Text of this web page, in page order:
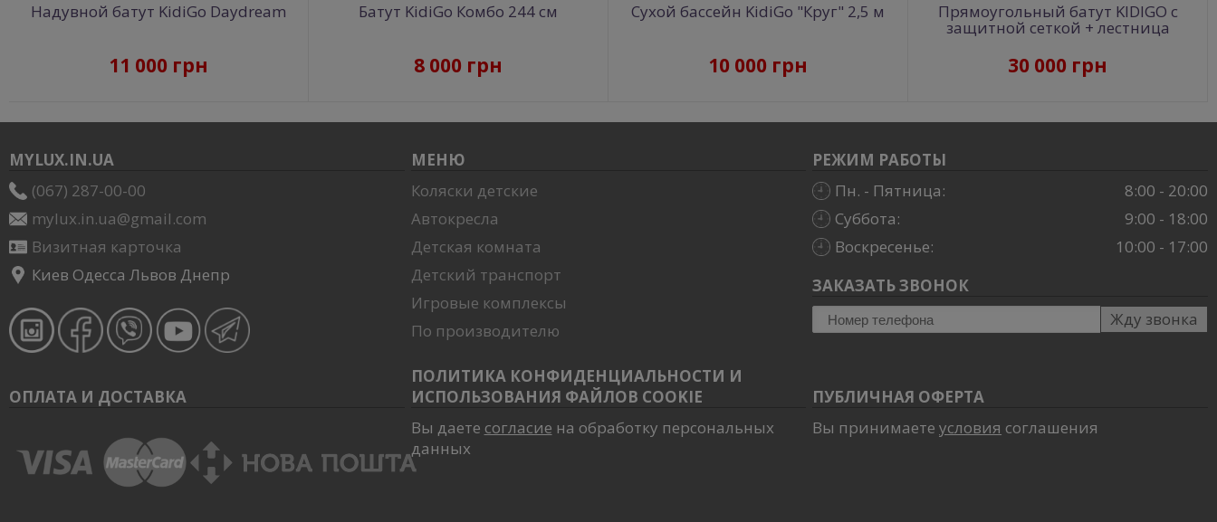
Надувной батут KidiGo Daydream
11 000 грн
Батут KidiGo Комбо 244 см
8 000 грн
Сухой бассейн KidiGo "Круг" 2,5 м
10 000 грн
Прямоугольный батут KIDIGO с
защитной сеткой + лестница
30 000 грн
MYLUX.IN.UA
(067) 287-00-00
mylux.in.ua@gmail.com
Визитная карточка
Киев Одесса Львов Днепр
МЕНЮ
Коляски детские
Автокресла
Детская комната
Детский транспорт
Игровые комплексы
По производителю
РЕЖИМ РАБОТЫ
Пн. - Пятница:
8:00 - 20:00
Суббота:
9:00 - 18:00
Воскресенье:
10:00 - 17:00
ЗАКАЗАТЬ ЗВОНОК
Жду звонка
ОПЛАТА И ДОСТАВКА
ПОЛИТИКА КОНФИДЕНЦИАЛЬНОСТИ И
ИСПОЛЬЗОВАНИЯ ФАЙЛОВ COOKIE
Вы даете согласие на обработку персональных
данных
ПУБЛИЧНАЯ ОФЕРТА
Вы принимаетеусловия соглашения